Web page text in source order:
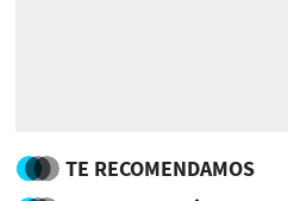
TE RECOMENDAMOS